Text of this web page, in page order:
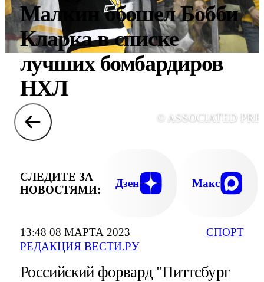
13:48 08 МАРТА 2023
РЕДАКЦИЯ ВЕСТИ.РУ
СПОРТ
Малкин обошел Бобби
Кларка в списке
лучших бомбардиров
НХЛ
© ASSOCIATED
СЛЕДИТЕ ЗА
НОВОСТЯМИ:
Дзен Макс
Российский форвард "Питтсбург